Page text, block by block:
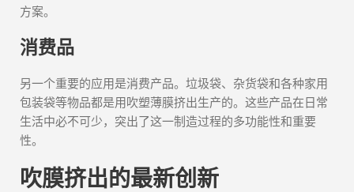
方案。
消费品
另一个重要的应用是消费产品。垃圾袋、杂货袋和各种家用
包装袋等物品都是用吹塑薄膜挤出生产的。这些产品在日常
生活中必不可少，突出了这一制造过程的多功能性和重要
性。
吹膜挤出的最新创新